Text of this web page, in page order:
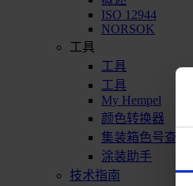
ISO 12944
NORSOK
工具
工具
工具
My Hempel
颜色转换器
集装箱色号查询
涂装助手
技术指南